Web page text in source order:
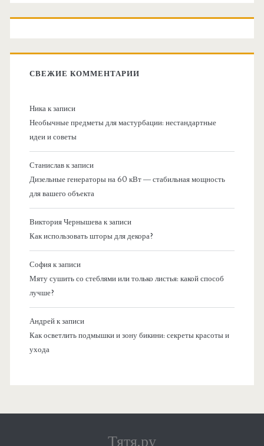
СВЕЖИЕ КОММЕНТАРИИ
Никак записи
Необычные предметы для мастурбации: нестандартные
идеи и советы
Станиславк записи
Дизельные генераторы на 60 кВт — стабильная мощность
для вашего объекта
Виктория Чернышевак записи
Как использовать шторы для декора?
Софияк записи
Мяту сушить со стеблями или только листья: какой способ
лучше?
Андрейк записи
Как осветлить подмышки и зону бикини: секреты красоты и
ухода
Тятя.ру